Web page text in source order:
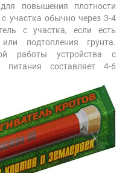
повышения плотности
участка обычно через 3-4
с участка, если есть
подтопления грунта.
работы устройства с
питания составляет 4-6